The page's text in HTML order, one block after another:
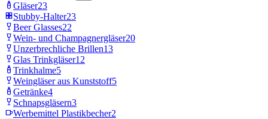
Gläser23
Stubby-Halter23
Beer Glasses22
Wein- und Champagnergläser20
Unzerbrechliche Brillen13
Glas Trinkgläser12
Trinkhalme5
Weingläser aus Kunststoff5
Getränke4
Schnapsgläsern3
Werbemittel Plastikbecher2